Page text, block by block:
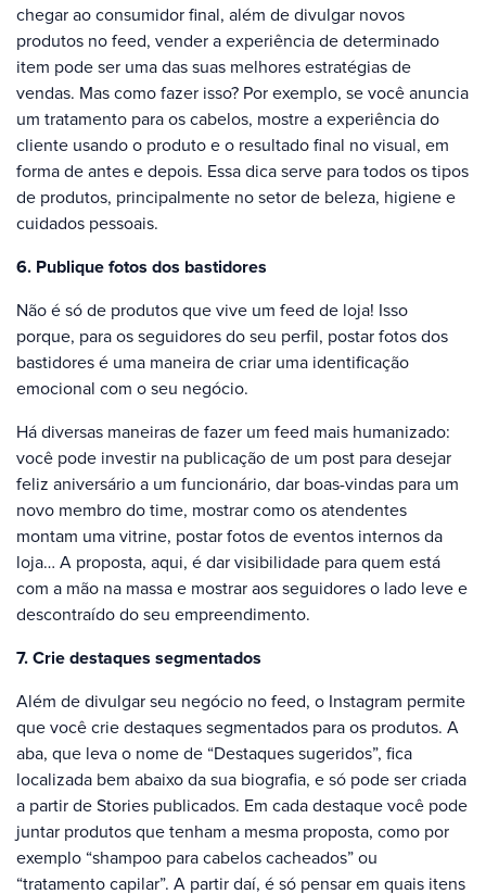
chegar ao consumidor final, além de divulgar novos
produtos no feed, vender a experiência de determinado
item pode ser uma das suas melhores estratégias de
vendas. Mas como fazer isso? Por exemplo, se você anuncia
um tratamento para os cabelos, mostre a experiência do
cliente usando o produto e o resultado final no visual, em
forma de antes e depois. Essa dica serve para todos os tipos
de produtos, principalmente no setor de beleza, higiene e
cuidados pessoais.
6. Publique fotos dos bastidores
Não é só de produtos que vive um feed de loja! Isso
porque, para os seguidores do seu perfil, postar fotos dos
bastidores é uma maneira de criar uma identificação
emocional com o seu negócio.
Há diversas maneiras de fazer um feed mais humanizado:
você pode investir na publicação de um post para desejar
feliz aniversário a um funcionário, dar boas-vindas para um
novo membro do time, mostrar como os atendentes
montam uma vitrine, postar fotos de eventos internos da
loja… A proposta, aqui, é dar visibilidade para quem está
com a mão na massa e mostrar aos seguidores o lado leve e
descontraído do seu empreendimento.
7. Crie destaques segmentados
Além de divulgar seu negócio no feed, o Instagram permite
que você crie destaques segmentados para os produtos. A
aba, que leva o nome de “Destaques sugeridos”, fica
localizada bem abaixo da sua biografia, e só pode ser criada
a partir de Stories publicados. Em cada destaque você pode
juntar produtos que tenham a mesma proposta, como por
exemplo “shampoo para cabelos cacheados” ou
“tratamento capilar”. A partir daí, é só pensar em quais itens